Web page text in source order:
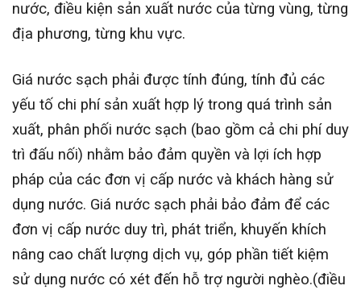
nước, điều kiện sản xuất nước của từng vùng, từng
địa phương, từng khu vực.
Giá nước sạch phải được tính đúng, tính đủ các
yếu tố chi phí sản xuất hợp lý trong quá trình sản
xuất, phân phối nước sạch (bao gồm cả chi phí duy
trì đấu nối) nhằm bảo đảm quyền và lợi ích hợp
pháp của các đơn vị cấp nước và khách hàng sử
dụng nước. Giá nước sạch phải bảo đảm để các
đơn vị cấp nước duy trì, phát triển, khuyến khích
nâng cao chất lượng dịch vụ, góp phần tiết kiệm
sử dụng nước có xét đến hỗ trợ người nghèo.(điều